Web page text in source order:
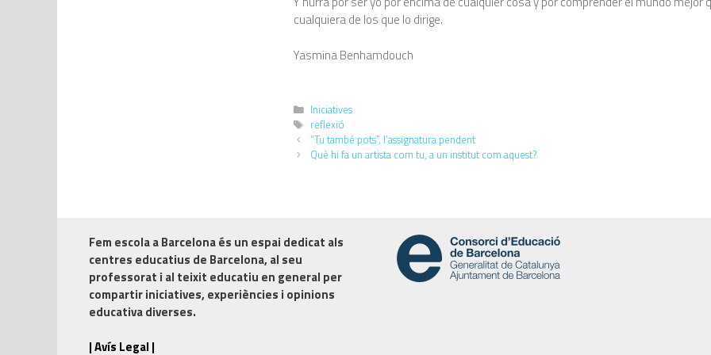
cualquiera de los que lo dirige.
Yasmina Benhamdouch
Iniciatives
reflexió
“Tu també pots”, l’assignatura pendent
Què hi fa un artista com tu, a un institut com aquest?
Fem escola a Barcelonaés un espai dedicat als
centres educatius de Barcelona, al seu
professorat i al teixit educatiu en general per
compartir iniciatives, experiències i opinions
educativa diverses.
| Avís Legal |